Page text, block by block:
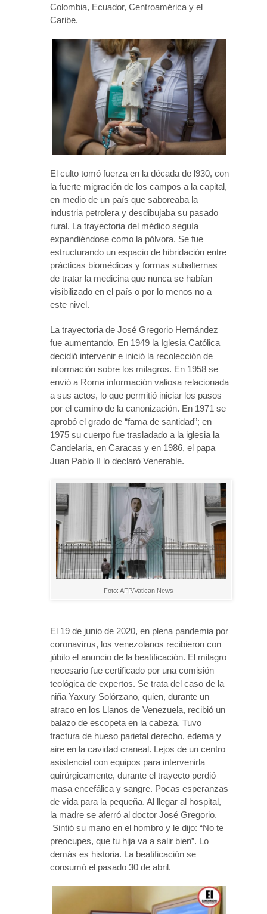
Colombia, Ecuador, Centroamérica y el
Caribe.
El culto tomó fuerza en la década de l930, con
la fuerte migración de los campos a la capital,
en medio de un país que saboreaba la
industria petrolera y desdibujaba su pasado
rural. La trayectoria del médico seguía
expandiéndose como la pólvora. Se fue
estructurando un espacio de hibridación entre
prácticas biomédicas y formas subalternas
de tratar la medicina que nunca se habían
visibilizado en el país o por lo menos no a
este nivel.
La trayectoria de José Gregorio Hernández
fue aumentando. En 1949 la Iglesia Católica
decidió intervenir e inició la recolección de
información sobre los milagros. En 1958 se
envió a Roma información valiosa relacionada
a sus actos, lo que permitió iniciar los pasos
por el camino de la canonización. En 1971 se
aprobó el grado de “fama de santidad”; en
1975 su cuerpo fue trasladado a la iglesia la
Candelaria, en Caracas y en 1986, el papa
Juan Pablo II lo declaró Venerable.
Foto: AFP/Vatican News
El 19 de junio de 2020, en plena pandemia por
coronavirus, los venezolanos recibieron con
júbilo el anuncio de la beatificación. El milagro
necesario fue certificado por una comisión
teológica de expertos. Se trata del caso de la
niña Yaxury Solórzano, quien, durante un
atraco en los Llanos de Venezuela, recibió un
balazo de escopeta en la cabeza. Tuvo
fractura de hueso parietal derecho, edema y
aire en la cavidad craneal. Lejos de un centro
asistencial con equipos para intervenirla
quirúrgicamente, durante el trayecto perdió
masa encefálica y sangre. Pocas esperanzas
de vida para la pequeña. Al llegar al hospital,
la madre se aferró al doctor José Gregorio.
Sintió su mano en el hombro y le dijo: “No te
preocupes, que tu hija va a salir bien”. Lo
demás es historia. La beatificación se
consumó el pasado 30 de abril.